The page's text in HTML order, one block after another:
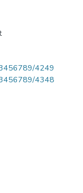
4249
4348